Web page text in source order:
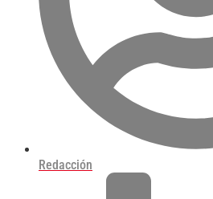
Redacción